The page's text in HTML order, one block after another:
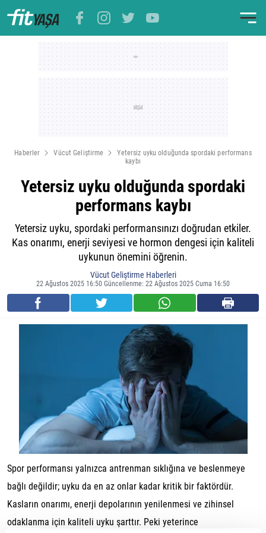
Haberler Vücut Geliştirme
Yetersiz uyku olduğunda spordaki performans
kaybı
Yetersiz uyku olduğunda spordaki
performans kaybı
Yetersiz uyku, spordaki performansınızı doğrudan etkiler.
Kas onarımı, enerji seviyesi ve hormon dengesi için kaliteli
uykunun önemini öğrenin.
Vücut Geliştirme Haberleri
22 Ağustos 2025 16:50 Güncellenme: 22 Ağustos 2025 Cuma 16:50
Spor performansı yalnızca antrenman sıklığına ve beslenmeye
bağlı değildir; uyku da en az onlar kadar kritik bir faktördür.
Kasların onarımı, enerji depolarının yenilenmesi ve zihinsel
odaklanma için kaliteli uyku şarttır. Peki yeterince